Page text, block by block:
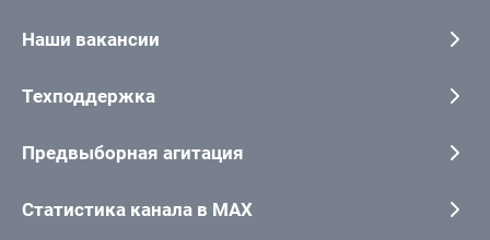
Наши вакансии
Техподдержка
Предвыборная агитация
Статистика канала в MAX